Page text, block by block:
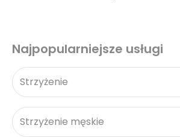
Najpopularniejsze usługi
Strzyżenie
Strzyżenie męskie